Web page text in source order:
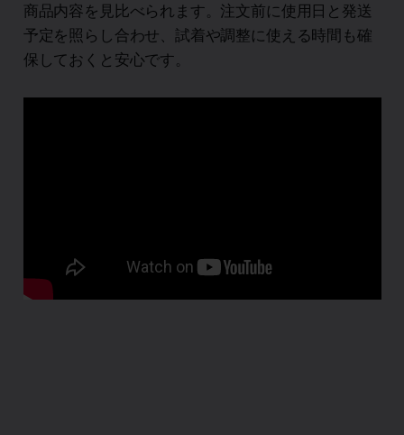
商品内容を見比べられます。注文前に使用日と発送
予定を照らし合わせ、試着や調整に使える時間も確
保しておくと安心です。